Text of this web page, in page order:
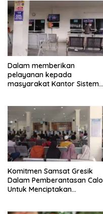
Dalam memberikan
pelayanan kepada
masyarakat Kantor Sistem
Komitmen Samsat Gresik
Dalam Pemberantasan Calo
Untuk Menciptakan